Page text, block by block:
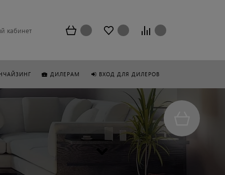
кабинет
ДИЛЕРАМ ВХОД ДЛЯ ДИЛЕРОВ